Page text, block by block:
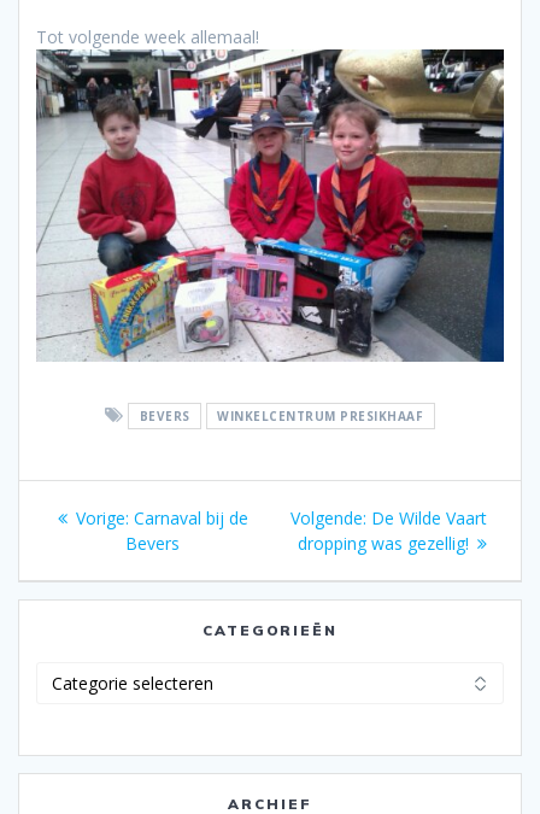
Tot volgende week allemaal!
BEVERS WINKELCENTRUM PRESIKHAAF
Bericht
navigatie
Vorige: Vorig
bericht:
Carnaval bij de
Bevers
Volgende: Volgend
bericht:
De Wilde Vaart
dropping was gezellig!
CATEGORIEËN
ARCHIEF